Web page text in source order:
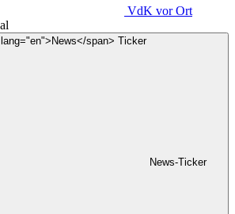
VdK vor Ort
span> Ticker
News-Ticker